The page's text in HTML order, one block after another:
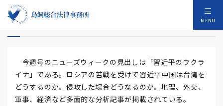
MENU
習近平のウクライナ
今週号のニューズウィークの見出しは「習近平のウクラ
イナ」である。ロシアの苦戦を受けて習近平中国は台湾を
どうするのか。侵攻した場合どうなるのか。地理、外交、
軍事、経済など多面的な分析記事が掲載されている。